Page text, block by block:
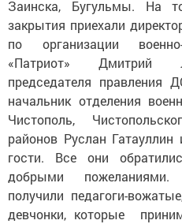
Заинска, Бугульмы. На
закрытия приехали
по организации
«Патриот» Дмитрий
председателя правления
начальник отделения
Чистополь,
районов Руслан
гости. Все они
добрыми
получили педагоги-
девчонки, которые